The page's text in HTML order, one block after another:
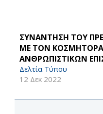
ΣΥΝΑΝΤΗΣΗ ΤΟΥ
ΜΕ ΤΟΝ
ΑΝΘΡΩΠΙΣΤΙΚΩΝ
Δελτία Τύπου
12 Δεκ 2022